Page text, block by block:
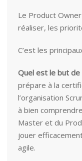
Le Product
réaliser, les
C’est les
Quel est le but
prépare à la
l’organisation
à bien
Master et du
jouer
agile.